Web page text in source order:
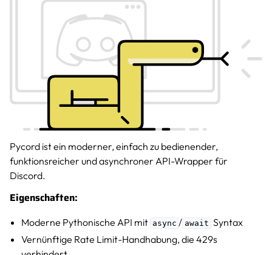
Pycord ist ein moderner, einfach zu bedienender,
funktionsreicher und asynchroner API-Wrapper für
Discord.
Eigenschaften:
Moderne Pythonische API mit async / await Syntax
Vernünftige Rate Limit-Handhabung, die 429s